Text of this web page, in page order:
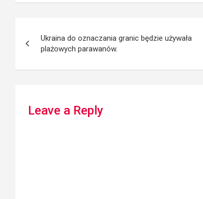
navigation
Ukraina do oznaczania granic będzie używała
plażowych parawanów.
Leave a Reply